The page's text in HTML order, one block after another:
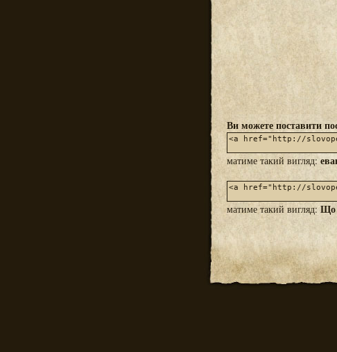
Ви можете поставити
матиме такий вигляд:
матиме такий вигляд: Що